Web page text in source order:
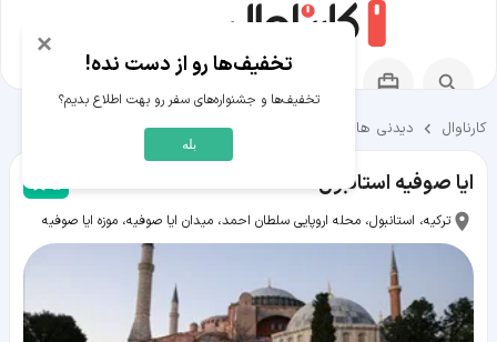
کارناوال دیدنی ها و تفریحات دیدنی ها و تفریحات استانبول
ایا صوفیه استانبول 5
ترکیه، استانبول، محله اروپایی سلطان احمد، میدان ایا صوفیه، موزه ایا صوفیه
×
تخفیف‌ها رو از دست نده!
تخفیف‌ها و جشنواره‌های سفر رو بهت اطلاع بدیم؟
بله